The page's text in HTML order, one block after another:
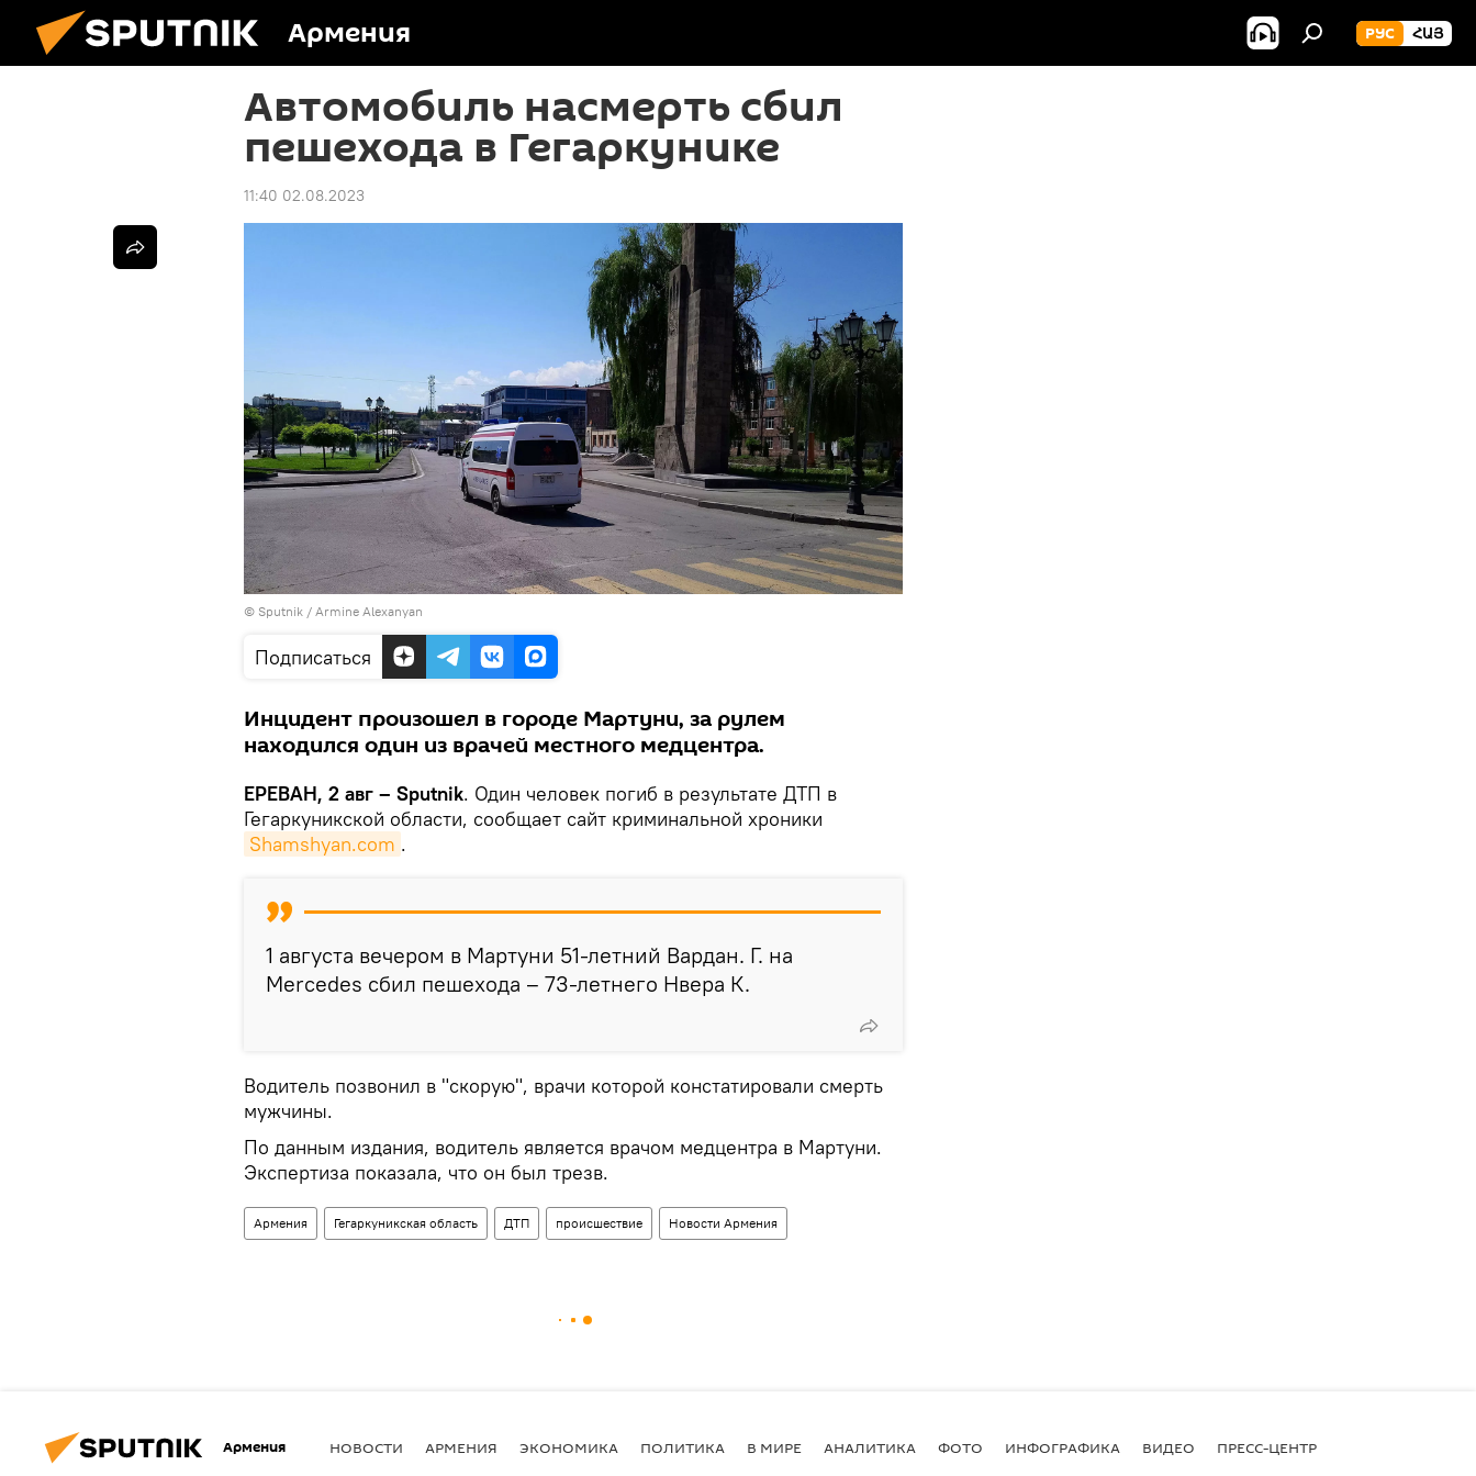
Армения РУС ՀԱՅ
Автомобиль насмерть сбил
пешехода в Гегаркунике
11:40 02.08.2023
© Sputnik / Armine Alexanyan
Подписаться
Инцидент произошел в городе Мартуни, за рулем
находился один из врачей местного медцентра.
ЕРЕВАН, 2 авг – Sputnik. Один человек погиб в результате ДТП в
Гегаркуникской области, сообщает сайт криминальной хроники
Shamshyan.com .
1 августа вечером в Мартуни 51-летний Вардан. Г. на
Mercedes сбил пешехода – 73-летнего Нвера К.
Водитель позвонил в "скорую", врачи которой констатировали смерть
мужчины.
По данным издания, водитель является врачом медцентра в Мартуни.
Экспертиза показала, что он был трезв.
Армения Гегаркуникская область ДТП происшествие Новости Армения
Армения НОВОСТИ АРМЕНИЯ ЭКОНОМИКА ПОЛИТИКА В МИРЕ АНАЛИТИКА ФОТО ИНФОГРАФИКА ВИДЕО ПРЕСС-ЦЕНТР